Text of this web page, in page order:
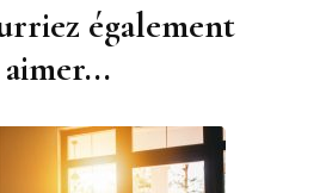
également
aimer...